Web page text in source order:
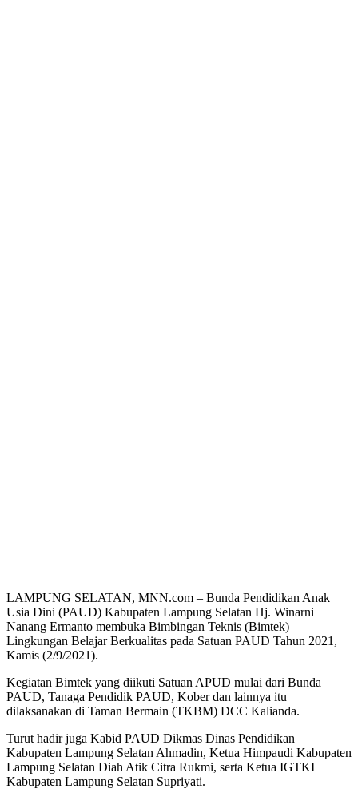
LAMPUNG SELATAN, MNN.com – Bunda Pendidikan Anak
Usia Dini (PAUD) Kabupaten Lampung Selatan Hj. Winarni
Nanang Ermanto membuka Bimbingan Teknis (Bimtek)
Lingkungan Belajar Berkualitas pada Satuan PAUD Tahun 2021,
Kamis (2/9/2021).
Kegiatan Bimtek yang diikuti Satuan APUD mulai dari Bunda
PAUD, Tanaga Pendidik PAUD, Kober dan lainnya itu
dilaksanakan di Taman Bermain (TKBM) DCC Kalianda.
Turut hadir juga Kabid PAUD Dikmas Dinas Pendidikan
Kabupaten Lampung Selatan Ahmadin, Ketua Himpaudi Kabupaten
Lampung Selatan Diah Atik Citra Rukmi, serta Ketua IGTKI
Kabupaten Lampung Selatan Supriyati.